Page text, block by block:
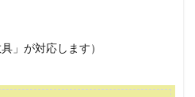
」が対応します）